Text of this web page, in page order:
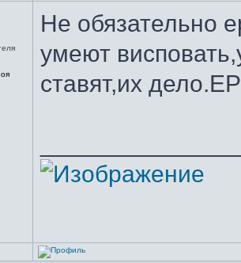
Не обязательно
умеют
ставят,их